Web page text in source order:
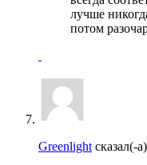
лучше
потом
Greenlight сказал(-